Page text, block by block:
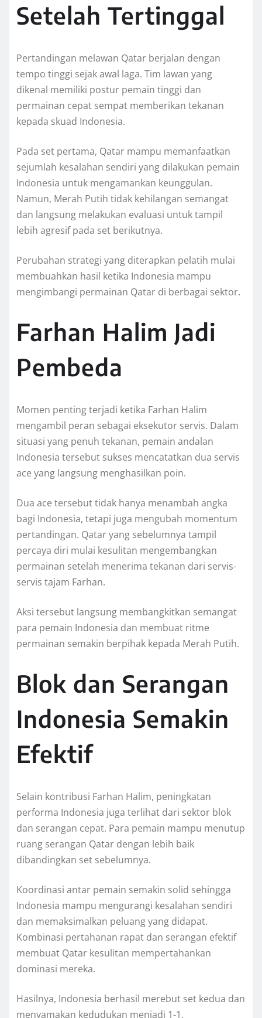
Setelah Tertinggal
Pertandingan melawan Qatar berjalan dengan
tempo tinggi sejak awal laga. Tim lawan yang
dikenal memiliki postur pemain tinggi dan
permainan cepat sempat memberikan tekanan
kepada skuad Indonesia.
Pada set pertama, Qatar mampu memanfaatkan
sejumlah kesalahan sendiri yang dilakukan pemain
Indonesia untuk mengamankan keunggulan.
Namun, Merah Putih tidak kehilangan semangat
dan langsung melakukan evaluasi untuk tampil
lebih agresif pada set berikutnya.
Perubahan strategi yang diterapkan pelatih mulai
membuahkan hasil ketika Indonesia mampu
mengimbangi permainan Qatar di berbagai sektor.
Farhan Halim Jadi
Pembeda
Momen penting terjadi ketika Farhan Halim
mengambil peran sebagai eksekutor servis. Dalam
situasi yang penuh tekanan, pemain andalan
Indonesia tersebut sukses mencatatkan dua servis
ace yang langsung menghasilkan poin.
Dua ace tersebut tidak hanya menambah angka
bagi Indonesia, tetapi juga mengubah momentum
pertandingan. Qatar yang sebelumnya tampil
percaya diri mulai kesulitan mengembangkan
permainan setelah menerima tekanan dari servis-
servis tajam Farhan.
Aksi tersebut langsung membangkitkan semangat
para pemain Indonesia dan membuat ritme
permainan semakin berpihak kepada Merah Putih.
Blok dan Serangan
Indonesia Semakin
Efektif
Selain kontribusi Farhan Halim, peningkatan
performa Indonesia juga terlihat dari sektor blok
dan serangan cepat. Para pemain mampu menutup
ruang serangan Qatar dengan lebih baik
dibandingkan set sebelumnya.
Koordinasi antar pemain semakin solid sehingga
Indonesia mampu mengurangi kesalahan sendiri
dan memaksimalkan peluang yang didapat.
Kombinasi pertahanan rapat dan serangan efektif
membuat Qatar kesulitan mempertahankan
dominasi mereka.
Hasilnya, Indonesia berhasil merebut set kedua dan
menyamakan kedudukan menjadi 1-1.